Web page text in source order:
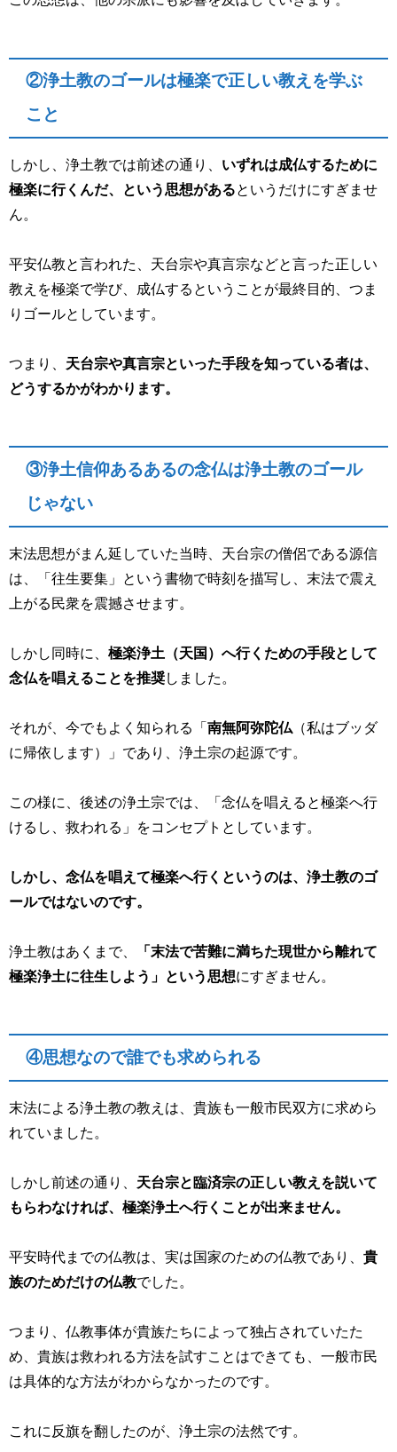
②浄土教のゴールは極楽で正しい教えを学ぶ
こと
しかし、浄土教では前述の通り、 いずれは成仏するために
極楽に行くんだ、という思想があるというだけにすぎませ
ん。
平安仏教と言われた、天台宗や真言宗などと言った正しい
教えを極楽で学び、成仏するということが最終目的、つま
りゴールとしています。
つまり、 天台宗や真言宗といった手段を知っている者は、
どうするかがわかります。
③浄土信仰あるあるの念仏は浄土教のゴール
じゃない
末法思想がまん延していた当時、天台宗の僧侶である源信
は、「往生要集」という書物で時刻を描写し、末法で震え
上がる民衆を震撼させます。
しかし同時に、 極楽浄土（天国）へ行くための手段として
念仏を唱えることを推奨しました。
それが、今でもよく知られる「 南無阿弥陀仏 （私はブッダ
に帰依します）」であり、浄土宗の起源です。
この様に、後述の浄土宗では、「念仏を唱えると極楽へ行
けるし、救われる」をコンセプトとしています。
しかし、念仏を唱えて極楽へ行くというのは、浄土教のゴ
ールではないのです。
浄土教はあくまで、
「末法で苦難に満ちた現世から離れて
極楽浄土に往生しよう」という思想にすぎません。
④思想なので誰でも求められる
末法による浄土教の教えは、貴族も一般市民双方に求めら
れていました。
しかし前述の通り、 天台宗と臨済宗の正しい教えを説いて
もらわなければ、極楽浄土へ行くことが出来ません。
平安時代までの仏教は、実は国家のための仏教であり、 貴
族のためだけの仏教でした。
つまり、仏教事体が貴族たちによって独占されていたた
め、貴族は救われる方法を試すことはできても、一般市民
は具体的な方法がわからなかったのです。
これに反旗を翻したのが、浄土宗の法然です。